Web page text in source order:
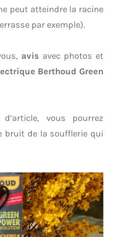
peut atteindre la racine
par exemple).
avis avec photos et
Berthoud Green
vous pourrez
bruit de la soufflerie qui